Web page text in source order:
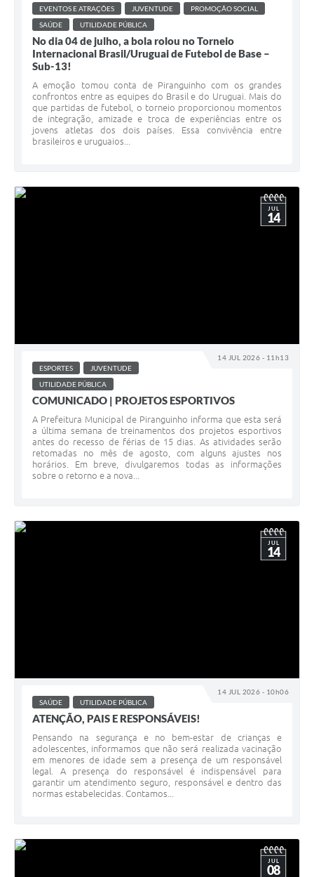
EVENTOS E ATRAÇÕES
JUVENTUDE
PROMOÇÃO SOCIAL
SAÚDE
UTILIDADE PÚBLICA
No dia 04 de julho, a bola rolou no Torneio
Internacional Brasil/Uruguai de Futebol de Base –
Sub-13!
A emoção tomou conta de Piranguinho com os grandes
confrontos entre as equipes do Brasil e do Uruguai. Mais do
que partidas de futebol, o torneio proporcionou momentos
de integração, amizade e troca de experiências entre os
jovens atletas dos dois países. Essa convivência entre
brasileiros e uruguaios...
14 JUL 2026 - 11h13
JUL
14
ESPORTES
JUVENTUDE
UTILIDADE PÚBLICA
COMUNICADO | PROJETOS ESPORTIVOS
A Prefeitura Municipal de Piranguinho informa que esta será
a última semana de treinamentos dos projetos esportivos
antes do recesso de férias de 15 dias. As atividades serão
retomadas no mês de agosto, com alguns ajustes nos
horários. Em breve, divulgaremos todas as informações
sobre o retorno e a nova...
14 JUL 2026 - 10h06
JUL
14
SAÚDE UTILIDADE PÚBLICA
ATENÇÃO, PAIS E RESPONSÁVEIS!
Pensando na segurança e no bem-estar de crianças e
adolescentes, informamos que não será realizada vacinação
em menores de idade sem a presença de um responsável
legal. A presença do responsável é indispensável para
garantir um atendimento seguro, responsável e dentro das
normas estabelecidas. Contamos...
JUL
08